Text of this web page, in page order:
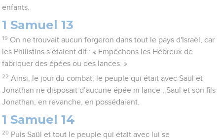
enfants.
1 Samuel 13
19 On ne trouvait aucun forgeron dans tout le pays d'Israël, car
les Philistins s’étaient dit : « Empêchons les Hébreux de
fabriquer des épées ou des lances. »
22 Ainsi, le jour du combat, le peuple qui était avec Saül et
Jonathan ne disposait d’aucune épée ni lance ; Saül et son fils
Jonathan, en revanche, en possédaient.
1 Samuel 14
20 Puis Saül et tout le peuple qui était avec lui se